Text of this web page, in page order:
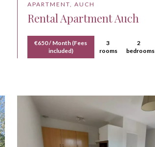
APARTMENT, AUCH
Rental Apartment Auch
€650 / Month (Fees
included)
3
rooms
2
bedrooms